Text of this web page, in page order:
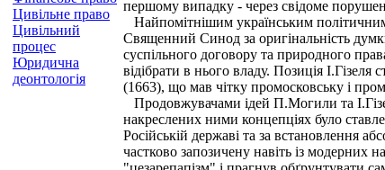
Цивільне право
Цивільний
процес
Юридична
деонтологія
першому випадку - через свідоме
Найпомітнішим українським
Священний Синод за оригінальність думки
суспільного договору та природного
відібрати в нього владу. Позиція
(1663), що мав чітку промосковську і
Продовжувачами ідей П.Могили та
накреслених ними концепціях було
Російській державі та за встановлення
частково запозичену навіть із модерних